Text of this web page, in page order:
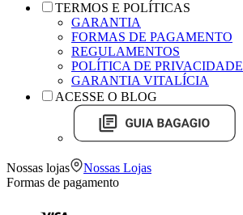
TERMOS E POLÍTICAS
GARANTIA
FORMAS DE PAGAMENTO
REGULAMENTOS
POLÍTICA DE PRIVACIDADE
GARANTIA VITALÍCIA
ACESSE O BLOG
Nossas lojas
Nossas Lojas
Formas de pagamento